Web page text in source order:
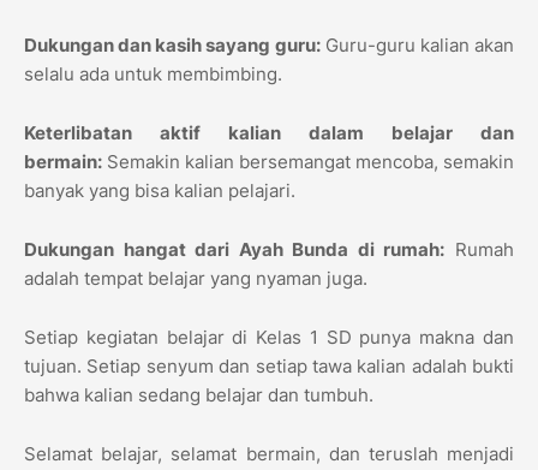
Dukungan dan kasih sayang guru:Guru-guru kalian akan
selalu ada untuk membimbing.
Keterlibatan aktif kalian dalam belajar dan
bermain: Semakin kalian bersemangat mencoba, semakin
banyak yang bisa kalian pelajari.
Dukungan hangat dari Ayah Bunda di rumah: Rumah
adalah tempat belajar yang nyaman juga.
Setiap kegiatan belajar di Kelas 1 SD punya makna dan
tujuan. Setiap senyum dan setiap tawa kalian adalah bukti
bahwa kalian sedang belajar dan tumbuh.
Selamat belajar, selamat bermain, dan teruslah menjadi